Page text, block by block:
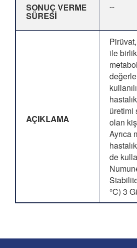
SONUÇ VERME
SÜRESİ
--
AÇIKLAMA
ile
üretimi
olan
Ayrıca
de
°C) 3